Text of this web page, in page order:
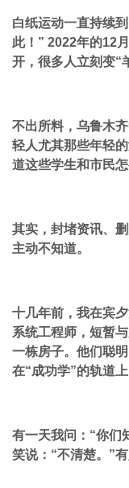
白纸运动一直持续
此！” 2022年的12
开，很多人立刻变“
不出所料，乌鲁木
轻人尤其那些年轻
道这些学生和市民怎
其实，封堵资讯、
主动不知道。
十几年前，我在宾
系统工程师，短暂
一栋房子。他们聪
在“成功学”的轨道上
有一天我问：“你们
笑说：“不清楚。”